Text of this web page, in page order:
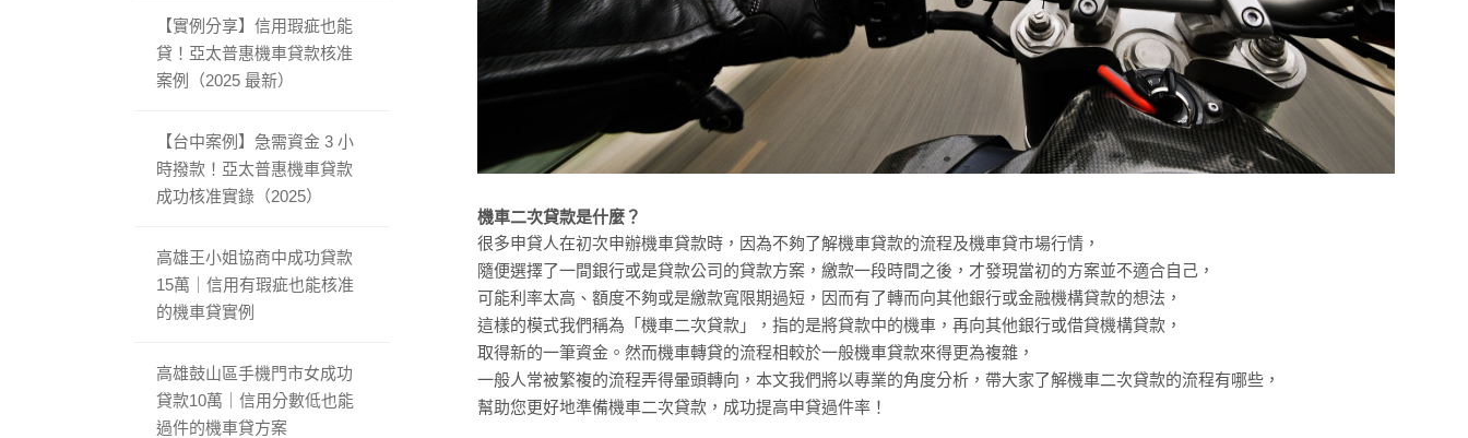
機車二次貸款是什麼？
很多申貸人在初次申辦機車貸款時，因為不夠了解機車貸款的流程及機車貸市場行情，
隨便選擇了一間銀行或是貸款公司的貸款方案，繳款一段時間之後，才發現當初的方案並不適合自己，
可能利率太高、額度不夠或是繳款寬限期過短，因而有了轉而向其他銀行或金融機構貸款的想法，
這樣的模式我們稱為「機車二次貸款」，指的是將貸款中的機車，再向其他銀行或借貸機構貸款，
取得新的一筆資金。然而機車轉貸的流程相較於一般機車貸款來得更為複雜，
一般人常被繁複的流程弄得暈頭轉向，本文我們將以專業的角度分析，帶大家了解機車二次貸款的流程有哪些，
幫助您更好地準備機車二次貸款，成功提高申貸過件率！
【實例分享】信用瑕疵也能
貸！亞太普惠機車貸款核准
案例（2025 最新）
【台中案例】急需資金 3 小
時撥款！亞太普惠機車貸款
成功核准實錄（2025）
高雄王小姐協商中成功貸款
15萬｜信用有瑕疵也能核准
的機車貸實例
高雄鼓山區手機門市女成功
貸款10萬｜信用分數低也能
過件的機車貸方案